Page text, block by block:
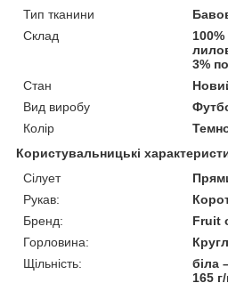
Тип тканини
Склад
3%
Стан
Вид виробу
Колір
Користувальницькі
Сілует
Рукав:
Бренд:
Fruit
Горловина:
Щільність:
біла
165